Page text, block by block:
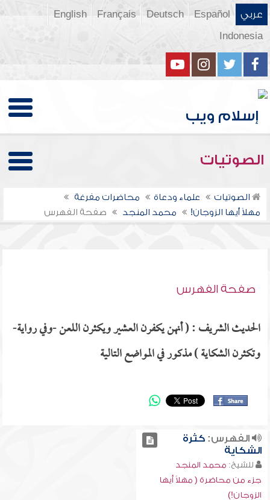
عربي Español
Deutsch
Français
English
Indonesia
الصوتيات
الصوتيات علماء ودعاة
محاضرات مفرغة
مهلاً أيها الزوجان!
محمد المنجد صفحة الفهرس
صفحة الفهرس
الحديث الشريف : ( أنهن يكفرن العشير ويكثرن اللعن -وفي رواية-
وتكثرن الشكاية ) مذكور في المواضع التالية
الفهرس:كثرة
الشكاية
للشيخ: محمد المنجد
جزء من محاضرة ( مهلاً أيها
الزوجان!)